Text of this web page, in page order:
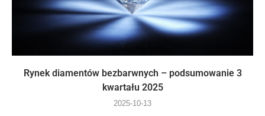
Rynek diamentów bezbarwnych – podsumowanie 3
kwartału 2025
2025-10-13